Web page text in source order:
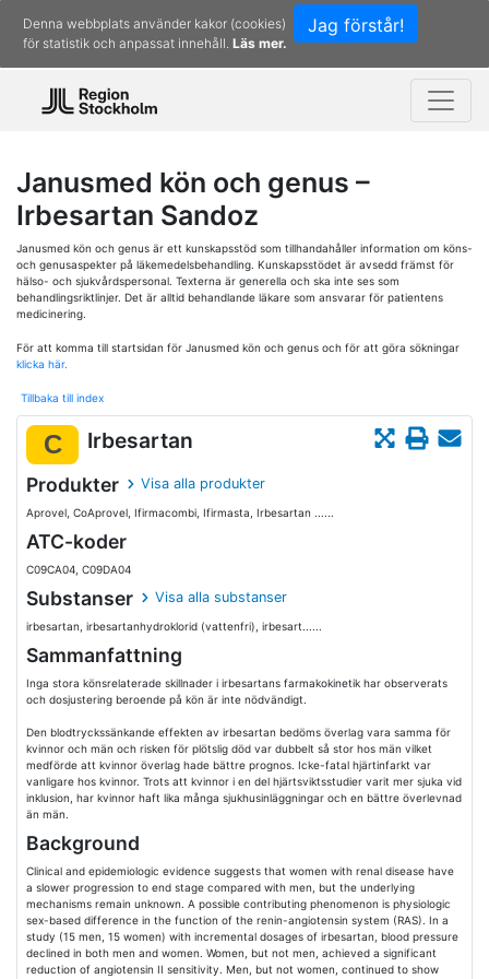
Jag förstår!
Denna webbplats använder kakor (cookies)
för statistik och anpassat innehåll. Läs mer.
Janusmed kön och genus –
Irbesartan Sandoz
Janusmed kön och genus är ett kunskapsstöd som tillhandahåller information om köns-
och genusaspekter på läkemedelsbehandling. Kunskapsstödet är avsedd främst för
hälso- och sjukvårdspersonal. Texterna är generella och ska inte ses som
behandlingsriktlinjer. Det är alltid behandlande läkare som ansvarar för patientens
medicinering.
För att komma till startsidan för Janusmed kön och genus och för att göra sökningar
klicka här.
Tillbaka till index
C Irbesartan
Produkter Visa alla produkter
Aprovel, CoAprovel, Ifirmacombi, Ifirmasta, Irbesartan ......
ATC-koder
C09CA04, C09DA04
Substanser Visa alla substanser
irbesartan, irbesartanhydroklorid (vattenfri), irbesart......
Sammanfattning
Inga stora könsrelaterade skillnader i irbesartans farmakokinetik har observerats
och dosjustering beroende på kön är inte nödvändigt.
Den blodtryckssänkande effekten av irbesartan bedöms överlag vara samma för
kvinnor och män och risken för plötslig död var dubbelt så stor hos män vilket
medförde att kvinnor överlag hade bättre prognos. Icke-fatal hjärtinfarkt var
vanligare hos kvinnor. Trots att kvinnor i en del hjärtsviktsstudier varit mer sjuka vid
inklusion, har kvinnor haft lika många sjukhusinläggningar och en bättre överlevnad
än män.
Background
Clinical and epidemiologic evidence suggests that women with renal disease have
a slower progression to end stage compared with men, but the underlying
mechanisms remain unknown. A possible contributing phenomenon is physiologic
sex-based difference in the function of the renin-angiotensin system (RAS). In a
study (15 men, 15 women) with incremental dosages of irbesartan, blood pressure
declined in both men and women. Women, but not men, achieved a significant
reduction of angiotensin II sensitivity. Men, but not women, continued to show